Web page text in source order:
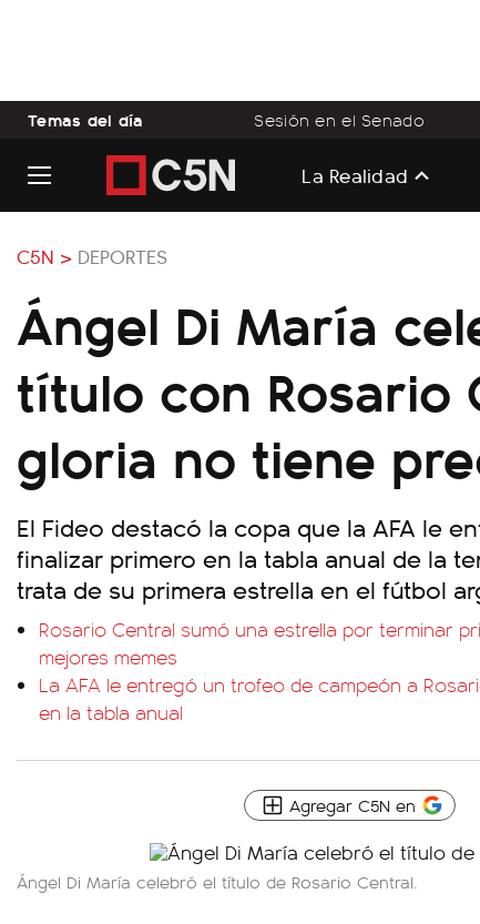
Temas del día Sesión en el Senado
La Realidad
C5N > DEPORTES
Ángel Di María
título con Rosario
gloria no tiene
El Fideo destacó la copa que la AFA le
finalizar primero en la tabla anual de la
trata de su primera estrella en el fútbol
Rosario Central sumó una estrella por terminar
mejores memes
La AFA le entregó un trofeo de campeón a
en la tabla anual
Agregar C5N en
Ángel Di María celebró el título de Rosario Central.